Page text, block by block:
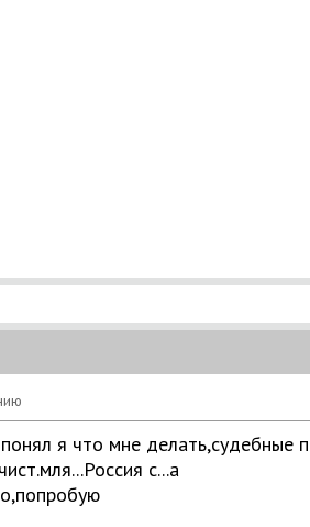
я что мне делать,судебные
с...а